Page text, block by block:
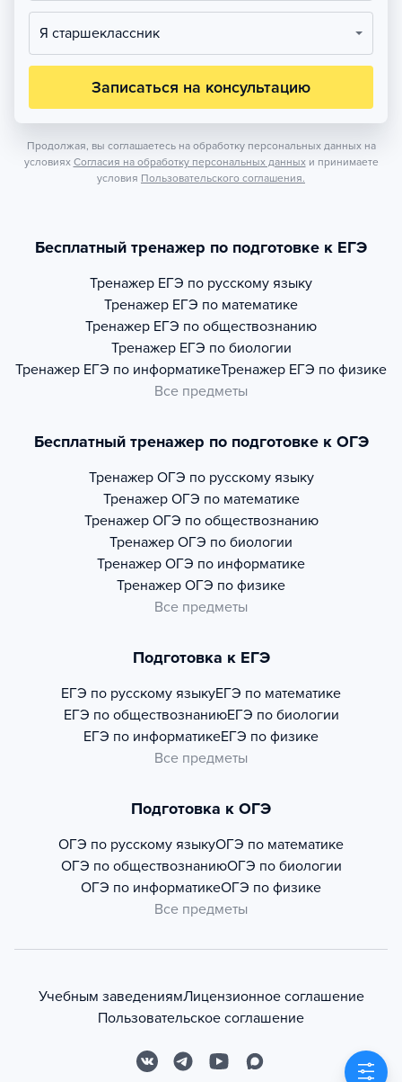
Я старшеклассник
Записаться на консультацию
Продолжая, вы соглашаетесь на обработку персональных данных на
условиях Согласия на обработку персональных данных и принимаете
условия Пользовательского соглашения.
Бесплатный тренажер по подготовке к ЕГЭ
Тренажер ЕГЭ по русскому языку
Тренажер ЕГЭ по математике
Тренажер ЕГЭ по обществознанию
Тренажер ЕГЭ по биологии
Тренажер ЕГЭ по информатикеТренажер ЕГЭ по физике
Все предметы
Бесплатный тренажер по подготовке к ОГЭ
Тренажер ОГЭ по русскому языку
Тренажер ОГЭ по математике
Тренажер ОГЭ по обществознанию
Тренажер ОГЭ по биологии
Тренажер ОГЭ по информатике
Тренажер ОГЭ по физике
Все предметы
Подготовка к ЕГЭ
ЕГЭ по русскому языкуЕГЭ по математике
ЕГЭ по обществознаниюЕГЭ по биологии
ЕГЭ по информатикеЕГЭ по физике
Все предметы
Подготовка к ОГЭ
ОГЭ по русскому языкуОГЭ по математике
ОГЭ по обществознаниюОГЭ по биологии
ОГЭ по информатикеОГЭ по физике
Все предметы
Учебным заведениямЛицензионное соглашение
Пользовательское соглашение